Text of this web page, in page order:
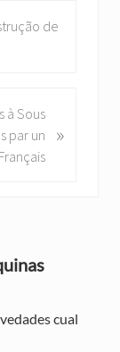
de
à Sous
par un
»
cual